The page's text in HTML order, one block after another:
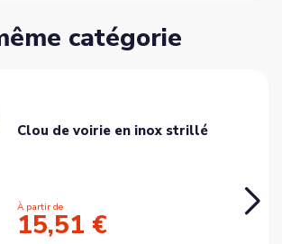
catégorie
Clou de voirie en inox strillé
À partir de
15,51 €